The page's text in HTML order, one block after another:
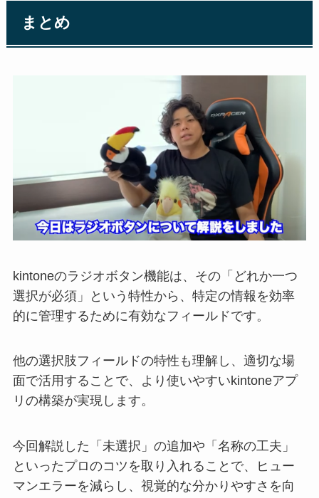
まとめ
kintoneのラジオボタン機能は、その「どれか一つ
選択が必須」という特性から、特定の情報を効率
的に管理するために有効なフィールドです。
他の選択肢フィールドの特性も理解し、適切な場
面で活用することで、より使いやすいkintoneアプ
リの構築が実現します。
今回解説した「未選択」の追加や「名称の工夫」
といったプロのコツを取り入れることで、ヒュー
マンエラーを減らし、視覚的な分かりやすさを向